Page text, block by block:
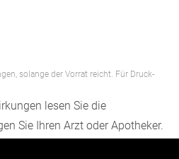
solange der Vorrat reicht. Für Druck-
lesen Sie die
Sie Ihren Arzt oder Apotheker.